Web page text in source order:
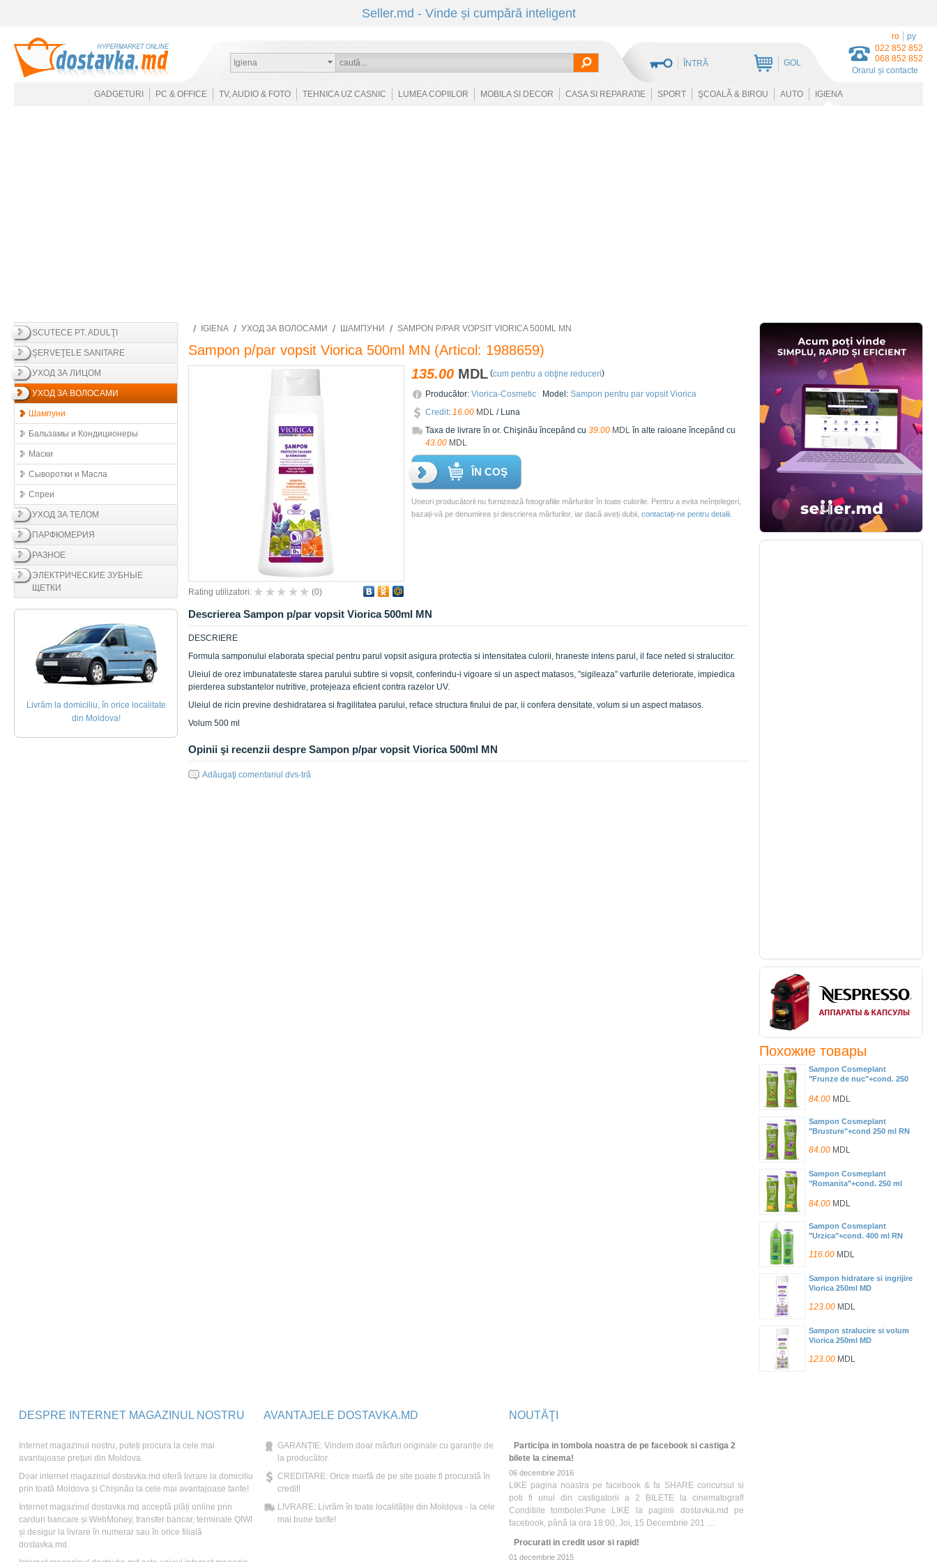
Seller.md - Vinde și cumpără inteligent
022 852 852
068 852 852
Orarul și contacte
Igiena ÎNTRĂ GOL
ro ру
GADGETURI PC & OFFICE TV, AUDIO & FOTO TEHNICA UZ CASNIC LUMEA COPIILOR MOBILA SI DECOR CASA SI REPARATIE SPORT ŞCOALĂ & BIROU AUTO IGIENA
SCUTECE PT. ADULŢI
ŞERVEŢELE SANITARE
УХОД ЗА ЛИЦОМ
УХОД ЗА ВОЛОСАМИ
Шампуни
Бальзамы и Кондиционеры
Маски
Сыворотки и Масла
Спреи
УХОД ЗА ТЕЛОМ
ПАРФЮМЕРИЯ
РАЗНОЕ
ЭЛЕКТРИЧЕСКИЕ ЗУБНЫЕ
ЩЕТКИ
Livrăm la domiciliu, în orice localitate
din Moldova!
Похожие товары
Sampon Cosmeplant
"Frunze de nuc"+cond. 250
84.00 MDL
Sampon Cosmeplant
"Brusture"+cond 250 ml RN
84.00 MDL
Sampon Cosmeplant
"Romanita"+cond. 250 ml
84.00 MDL
Sampon Cosmeplant
"Urzica"+cond. 400 ml RN
116.00 MDL
Sampon hidratare si ingrijire
Viorica 250ml MD
123.00 MDL
Sampon stralucire si volum
Viorica 250ml MD
123.00 MDL
IGIENA УХОД ЗА ВОЛОСАМИ ШАМПУНИ SAMPON P/PAR VOPSIT VIORICA 500ML MN
Sampon p/par vopsit Viorica 500ml MN (Articol: 1988659)
Rating utilizatori: (0)
135.00 MDL (cum pentru a obţine reduceri)
Producător: Viorica-Cosmetic Model: Sampon pentru par vopsit Viorica
Credit: 16.00 MDL / Luna
Taxa de livrare în or. Chişinău începând cu 39.00 MDL în alte raioane începând cu
43.00 MDL
ÎN COŞ
Uneori producătorii nu furnizează fotografiile mărfurilor în toate culorile. Pentru a evita neînțelegeri,
bazați-vă pe denumirea și descrierea mărfurilor, iar dacă aveți dubii, contactați-ne pentru detalii
Descrierea Sampon p/par vopsit Viorica 500ml MN
DESCRIERE
Formula samponului elaborata special pentru parul vopsit asigura protectia si intensitatea culorii, hraneste intens parul, il face neted si stralucitor.
Uleiul de orez imbunatateste starea parului subtire si vopsit, conferindu-i vigoare si un aspect matasos, ”sigileaza” varfurile deteriorate, impiedica
pierderea substantelor nutritive, protejeaza eficient contra razelor UV.
Uleiul de ricin previne deshidratarea si fragilitatea parului, reface structura firului de par, ii confera densitate, volum si un aspect matasos.
Volum 500 ml
Opinii şi recenzii despre Sampon p/par vopsit Viorica 500ml MN
Adăugaţi comentariul dvs-tră
DESPRE INTERNET MAGAZINUL NOSTRU
Internet magazinul nostru, puteți procura la cele mai
avantajoase prețuri din Moldova.
Doar internet magazinul dostavka.md oferă livrare la domiciliu
prin toată Moldova și Chișinău la cele mai avantajoase tarife!
Internet magazinul dostavka.md acceptă plăți online prin
carduri bancare și WebMoney, transfer bancar, terminale QIWI
și desigur la livrare în numerar sau în orice filială
dostavka.md.
AVANTAJELE DOSTAVKA.MD
GARANȚIE: Vindem doar mărfuri originale cu garanție de
la producător.
CREDITARE: Orice marfă de pe site poate fi procurată în
credit!
LIVRARE: Livrăm în toate localitățile din Moldova - la cele
mai bune tarife!
NOUTĂŢI
Participa in tombola noastra de pe facebook si castiga 2
bilete la cinema!
06 decembrie 2016
LIKE pagina noastra pe facebook & fa SHARE concursul si
poti fi unul din castigatorii a 2 BILETE la cinematograf!
Conditiile tombolei:Pune LIKE la paginii dostavka.md pe
facebook, până la ora 18:00, Joi, 15 Decembrie 201 …
Procurati in credit usor si rapid!
01 decembrie 2015